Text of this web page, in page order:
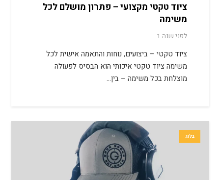
ציוד טקטי מקצועי – פתרון מושלם לכל
משימה
לפני שנה 1
ציוד טקטי – ביצועים, נוחות והתאמה אישית לכל
משימה ציוד טקטי איכותי הוא הבסיס לפעולה
מוצלחת בכל משימה – בין…
בלוג